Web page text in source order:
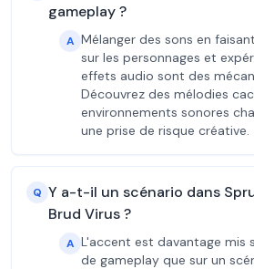
gameplay ?
A Mélanger des sons en
sur les personnages et
effets audio sont des
Découvrez des mélodies
environnements sonores
une prise de risque créative.
Q Y a-t-il un scénario dans
Brud Virus ?
A L'accent est davantage mis
de gameplay que sur un